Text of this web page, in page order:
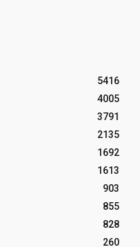
5416
4005
3791
2135
1692
1613
903
855
828
260